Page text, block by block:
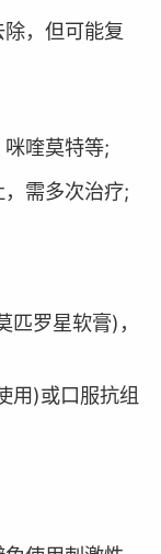
，但可能复
喹莫特等;
需多次治疗;
罗星软膏)，
)或口服抗组